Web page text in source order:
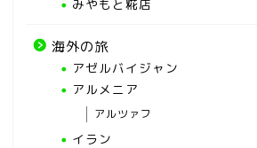
みやもと糀店
海外の旅
アゼルバイジャン
アルメニア
アルツァフ
イラン